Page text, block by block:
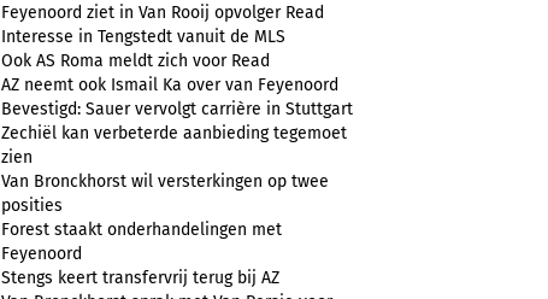
Feyenoord ziet in Van Rooij opvolger Read
Interesse in Tengstedt vanuit de MLS
Ook AS Roma meldt zich voor Read
AZ neemt ook Ismail Ka over van Feyenoord
Bevestigd: Sauer vervolgt carrière in Stuttgart
Zechiël kan verbeterde aanbieding tegemoet
zien
Van Bronckhorst wil versterkingen op twee
posities
Forest staakt onderhandelingen met
Feyenoord
Stengs keert transfervrij terug bij AZ